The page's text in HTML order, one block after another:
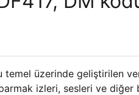
üzerinde geliştirilen
izleri, sesleri ve diğer